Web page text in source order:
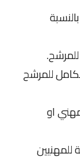
للمرشح
او